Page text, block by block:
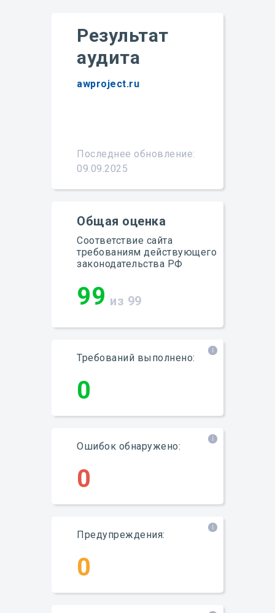
Результат
аудита
Последнее обновление:
09.09.2025
из 99
99
Общая оценка
Требований выполнено:
0
Ошибок обнаружено:
0
Предупреждения:
0
Соответствие сайта
требованиям действующего
законодательства РФ
awproject.ru